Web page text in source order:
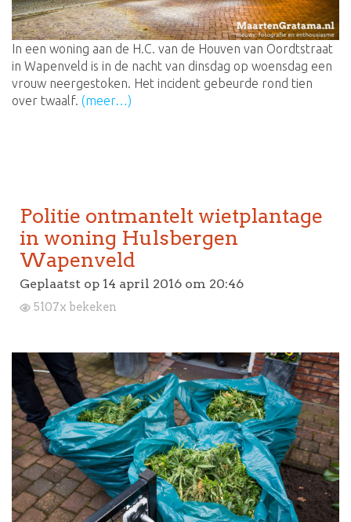
In een woning aan de H.C. van de Houven van Oordtstraat
in Wapenveld is in de nacht van dinsdag op woensdag een
vrouw neergestoken. Het incident gebeurde rond tien
over twaalf. (meer…)
Politie ontmantelt wietplantage
in woning Hulsbergen
Wapenveld
Geplaatst op 14 april 2016 om 20:46
5107x bekeken